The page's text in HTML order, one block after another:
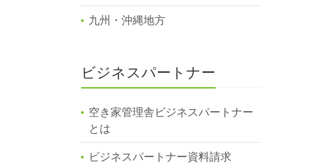
九州・沖縄地方
ビジネスパートナー
空き家管理舎ビジネスパートナー
とは
ビジネスパートナー資料請求